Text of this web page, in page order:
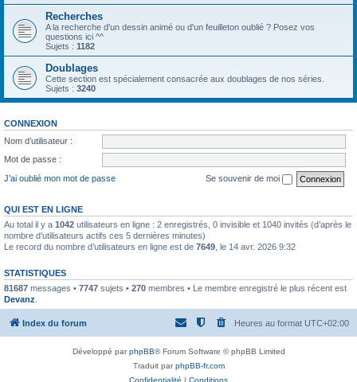
Recherches
A la recherche d'un dessin animé ou d'un feuilleton oublié ? Posez vos
questions ici ^^
Sujets : 1182
Doublages
Cette section est spécialement consacrée aux doublages de nos séries.
Sujets : 3240
CONNEXION
Nom d’utilisateur :
Mot de passe :
J’ai oublié mon mot de passe
Se souvenir de moi
QUI EST EN LIGNE
Au total il y a 1042 utilisateurs en ligne : 2 enregistrés, 0 invisible et 1040 invités (d’après le
nombre d’utilisateurs actifs ces 5 dernières minutes)
Le record du nombre d’utilisateurs en ligne est de 7649 , le 14 avr. 2026 9:32
STATISTIQUES
81687 messages • 7747 sujets • 270 membres • Le membre enregistré le plus récent est
Devanz
Index du forum Heures au format UTC+02:00
Développé parphpBB® Forum Software © phpBB Limited
Traduit parphpBB-fr.com
Confidentialité | Conditions